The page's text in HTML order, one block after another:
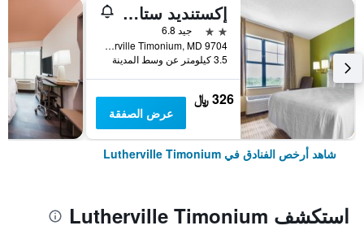
إكستنديد ستاي أمريكا سويتس - بلتيمور - تيمونيوم
2 نجمتين
جيد 6.8
9704 Beaver Dam Road, Lutherville Timonium, MD, الولايات المتحدة الأميريكية
3.5 كيلومتر عن وسط المدينة
326 ﷼
عرض الصفقة
شاهد أرخص الفنادق في Lutherville Timonium
استكشف Lutherville Timonium